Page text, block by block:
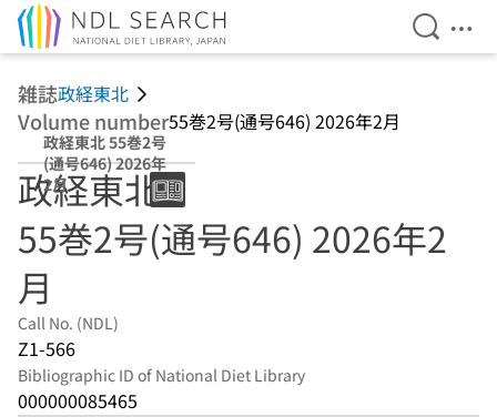
Open
雑誌政経東北
Volume number55巻2号(通号646) 2026年2月
政経東北 55巻2号
(通号646) 2026年
2月
政経東北
55巻2号(通号646) 2026年2
月
Call No. (NDL)
Z1-566
Bibliographic ID of National Diet Library
000000085465